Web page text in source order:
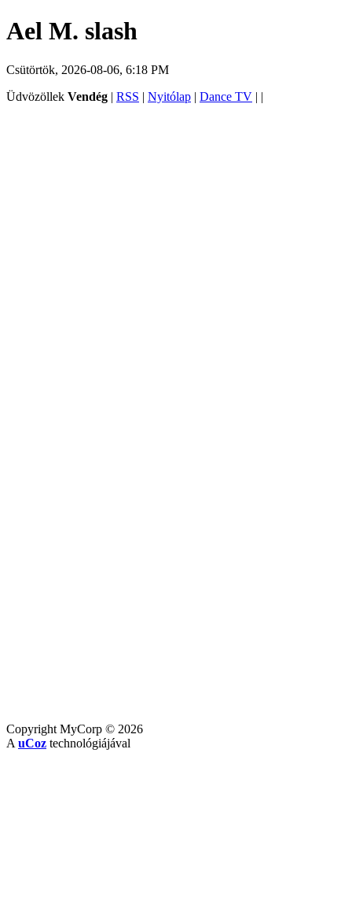
Ael M. slash
Csütörtök, 2026-08-06, 6:18 PM
Üdvözöllek Vendég | RSS | Nyitólap | Dance TV | |
Copyright MyCorp © 2026
A uCoz technológiájával